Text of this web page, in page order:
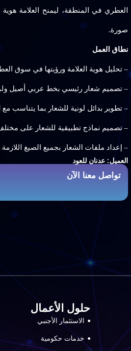
العطري في المنطقة، ليمنح العلامة
صورة.
نطاق العمل
– تحليل هوية العلامة ورؤيتها في سوق
– تصميم شعار رئيسي بخط عربي أصيل
– تطوير بدائل لونية للشعار بما يتناسب
– تصميم نماذج تطبيقية للشعار على مختلف
– إعداد ملفات الشعار بجميع الصيغ
العميل: عدنان للعود
تواصل معنا الآن
حلول الأعمال
الاستثمار الأجنبي
خدمات حكومية